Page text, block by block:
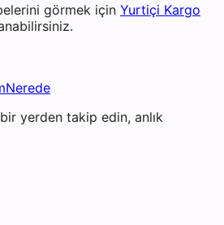
görmek için Yurtiçi Kargo
yerden takip edin, anlık